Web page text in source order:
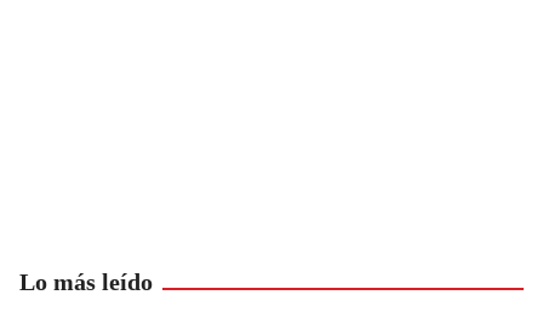
Lo más leído